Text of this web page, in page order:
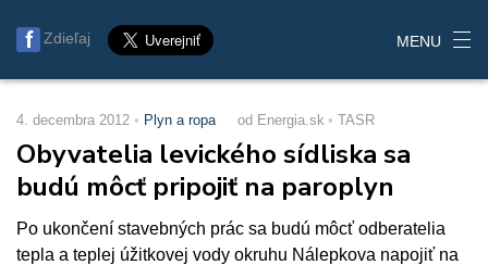
Zdieľaj MENU
4. decembra 2012 Plyn a ropa od Energia.sk TASR
Obyvatelia levického sídliska sa
budú môcť pripojiť na paroplyn
Po ukončení stavebných prác sa budú môcť odberatelia
tepla a teplej úžitkovej vody okruhu Nálepkova napojiť na